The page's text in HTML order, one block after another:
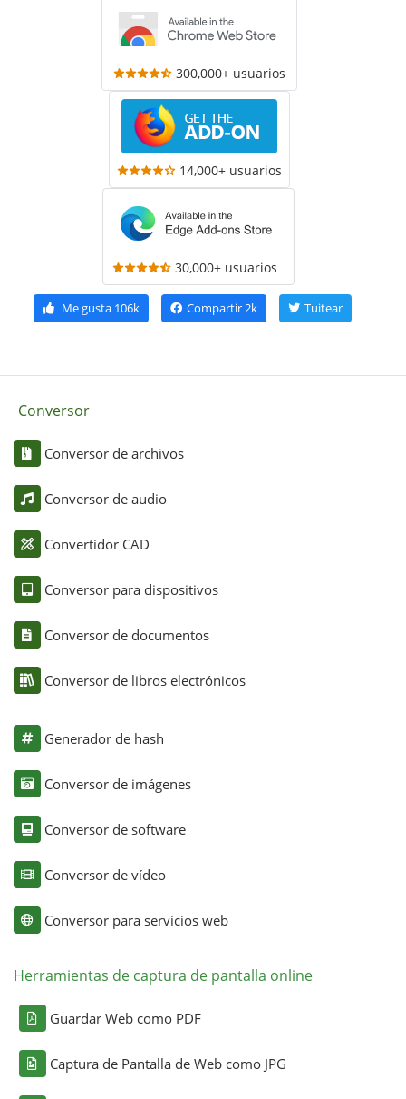
300,000+ usuarios
14,000+ usuarios
30,000+ usuarios
Me gusta106k Compartir2k Tuitear
Conversor
Conversor de archivos
Conversor de audio
Convertidor CAD
Conversor para dispositivos
Conversor de documentos
Conversor de libros electrónicos
Generador de hash
Conversor de imágenes
Conversor de software
Conversor de vídeo
Conversor para servicios web
Herramientas de captura de pantalla online
Guardar Web como PDF
Captura de Pantalla de Web como JPG